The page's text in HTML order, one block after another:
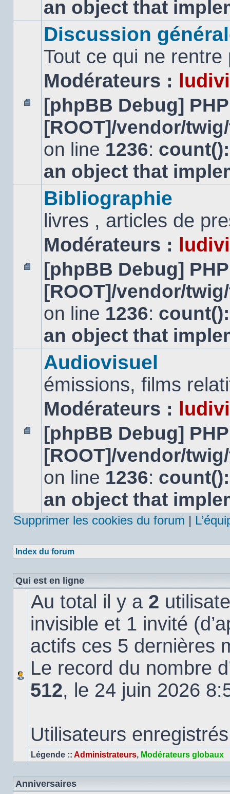
an object that
Aucun
message
non
Discussion
Tout ce qui ne
Modérateurs :
[phpBB Debug]
[ROOT]/vendor/
on line 1236:
an object that
Aucun
message
non
Bibliographie
livres , articles de
Modérateurs :
[phpBB Debug]
[ROOT]/vendor/
on line 1236:
an object that
Aucun
message
non
Audiovisuel
émissions, films
Modérateurs :
[phpBB Debug]
[ROOT]/vendor/
on line 1236:
an object that
Supprimer les cookies du forum |
Index du forum
Qui est en ligne
Au total il y a 2
invisible et 1 invité
actifs ces 5 dernières
Le record du nombre
512, le 24 juin 2026
Utilisateurs
Légende :: Administrateurs, Modérateurs globaux
Anniversaires